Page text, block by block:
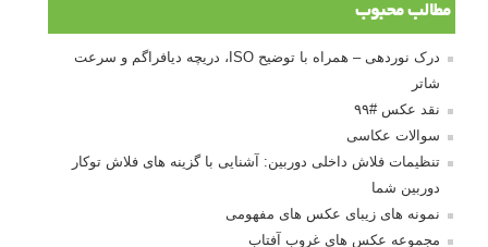
مطالب محبوب
درک نوردهی – همراه با توضیح ISO، دریچه دیافراگم و سرعت
شاتر
نقد عکس #۹۹
سوالات عکاسی
تنظیمات فلاش داخلی دوربین: آشنایی با گزینه های فلاش توکار
دوربین شما
نمونه های زیبای عکس های مفهومی
مجموعه عکس های غروب آفتاب